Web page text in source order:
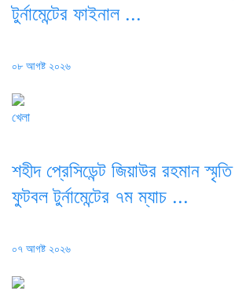
টুর্নামেন্টের ফাইনাল ...
Posted
০৮ আগষ্ট ২০২৬
খেলা
শহীদ প্রেসিডেন্ট জিয়াউর রহমান
ফুটবল টুর্নামেন্টের ৭ম ম্যাচ ...
Posted
০৭ আগষ্ট ২০২৬